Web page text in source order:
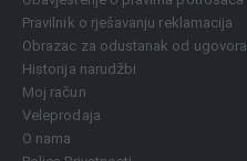
Pravilnik o rješavanju reklamacija
Obrazac za odustanak od ugovora
Historija narudžbi
Moj račun
Veleprodaja
O nama